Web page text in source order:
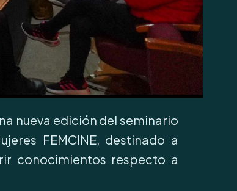
nueva edición del seminario
FEMCINE, destinado a
conocimientos respecto a